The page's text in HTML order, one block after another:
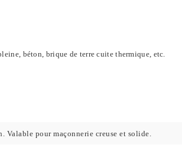
béton, brique de terre cuite thermique, etc.
pour maçonnerie creuse et solide.